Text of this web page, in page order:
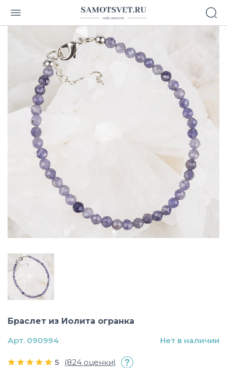
Браслет из Иолита огранка
5 (824 оценки)
Арт. 090994 Нет в наличии